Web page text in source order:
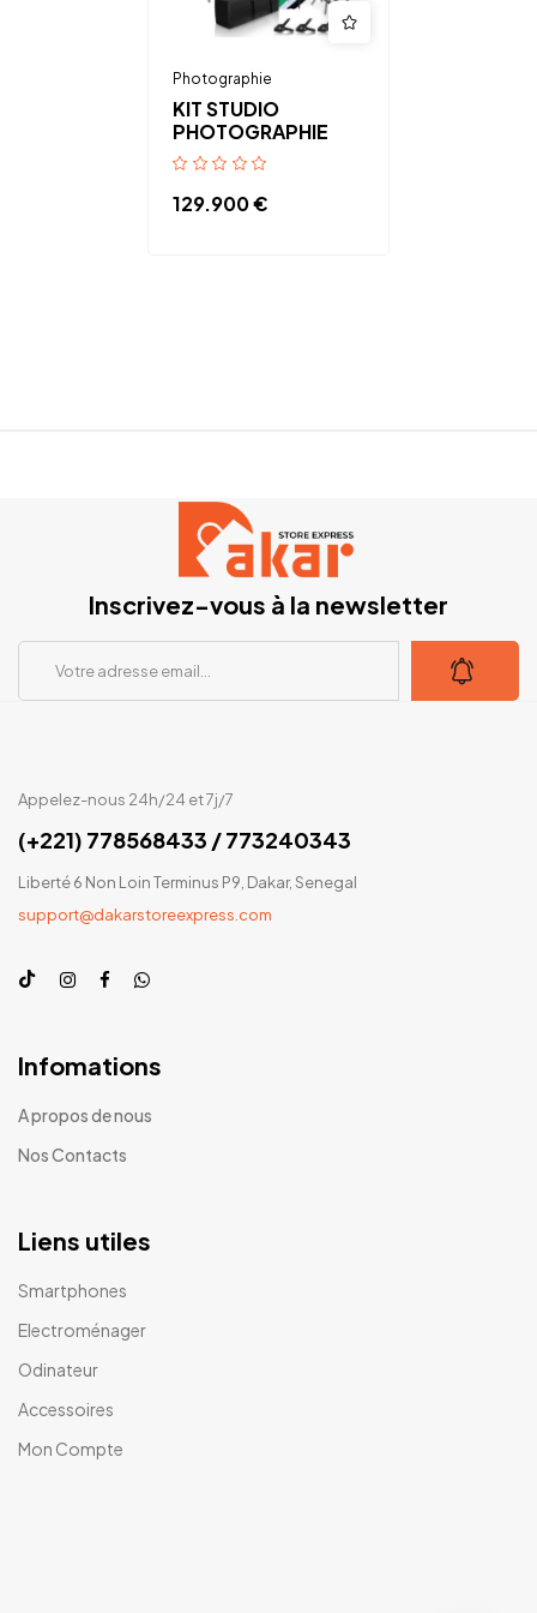
Photographie
KIT STUDIO
PHOTOGRAPHIE
129.900€
Inscrivez-vous à la newsletter
Appelez-nous 24h/24 et 7j/7
(+221) 778568433 / 773240343
Liberté 6 Non Loin Terminus P9, Dakar, Senegal
support@dakarstoreexpress.com
Infomations
A propos de nous
Nos Contacts
Liens utiles
Smartphones
Electroménager
Odinateur
Accessoires
Mon Compte